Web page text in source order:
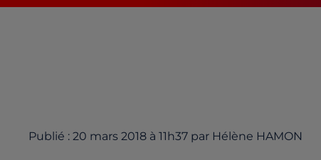
Publié : 20 mars 2018 à 11h37 par Hélène HAMON